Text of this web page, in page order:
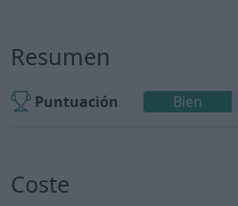
Resumen
Puntuación Bien
Coste